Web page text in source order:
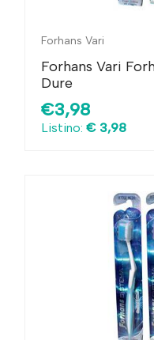
Forhans Vari
Forhans Vari
Dure
€3,98
Listino: € 3,98